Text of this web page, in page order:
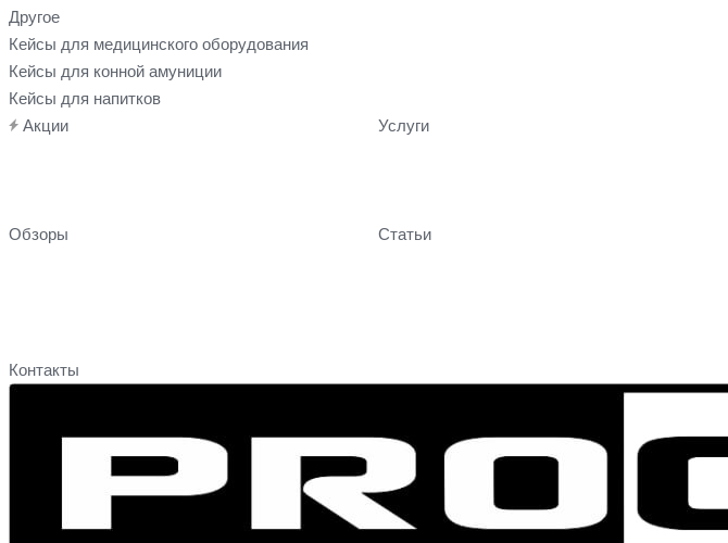
Другое
Кейсы для медицинского оборудования
Кейсы для конной амуниции
Кейсы для напитков
Акции Услуги
Обзоры
Статьи
Контакты